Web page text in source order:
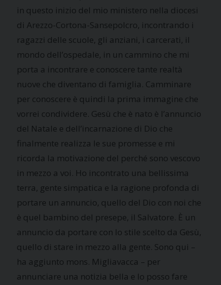
in questo inizio del mio ministero nella diocesi
di Arezzo-Cortona-Sansepolcro, incontrando i
ragazzi delle scuole, gli anziani, i carcerati, il
mondo dell’ospedale, in un cammino che mi
porta a incontrare e conoscere tante realtà
nuove che diventano di famiglia. Camminare
per conoscere è quindi la prima immagine che
vorrei condividere. Gesù che è nato è l’annuncio
del Natale e dell’incarnazione di Dio che
finalmente realizza le sue promesse e mi
ricorda la motivazione del perché sono vescovo
in mezzo a voi. Ho incontrato una bellissima
terra, gente simpatica e la ragione profonda di
portare un annuncio, quello del Dio con noi che
è quel bambino del presepe, il Salvatore. È un
annuncio da portare con lo stile scelto da Gesù,
quello di stare in mezzo alla gente. Sono qui –
ha aggiunto mons. Migliavacca – per
annunciare una notizia bella e lo posso fare